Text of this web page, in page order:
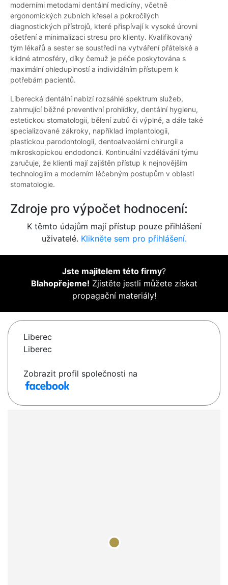
moderními metodami dentální medicíny, včetně
ergonomických zubních křesel a pokročilých
diagnostických přístrojů, které přispívají k vysoké úrovni
ošetření a minimalizaci stresu pro klienty. Kvalifikovaný
tým lékařů a sester se soustředí na vytváření přátelské a
klidné atmosféry, díky čemuž je péče poskytována s
maximální ohleduplností a individálním přístupem k
potřebám pacientů.
Liberecká dentální nabízí rozsáhlé spektrum služeb,
zahrnující běžné preventivní prohlídky, dentální hygienu,
estetickou stomatologii, bělení zubů či výplně, a dále také
specializované zákroky, například implantologii,
plastickou parodontologii, dentoalveolární chirurgii a
mikroskopickou endodoncii. Kontinuální vzdělávání týmu
zaručuje, že klienti mají zajištěn přístup k nejnovějším
technologiím a moderním léčebným postupům v oblasti
stomatologie.
Zdroje pro výpočet hodnocení:
K těmto údajům mají přístup pouze přihlášení
uživatelé. Klikněte sem pro přihlášení.
Jste majitelem této firmy?
Blahopřejeme! Zjistěte jestli můžete získat
propagační materiály!
Liberec
Liberec
Zobrazit profil společnosti na